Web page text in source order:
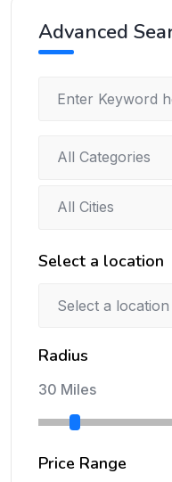
Advanced
All Categories
All Cities
Select a location
Radius
30 Miles
Price Range